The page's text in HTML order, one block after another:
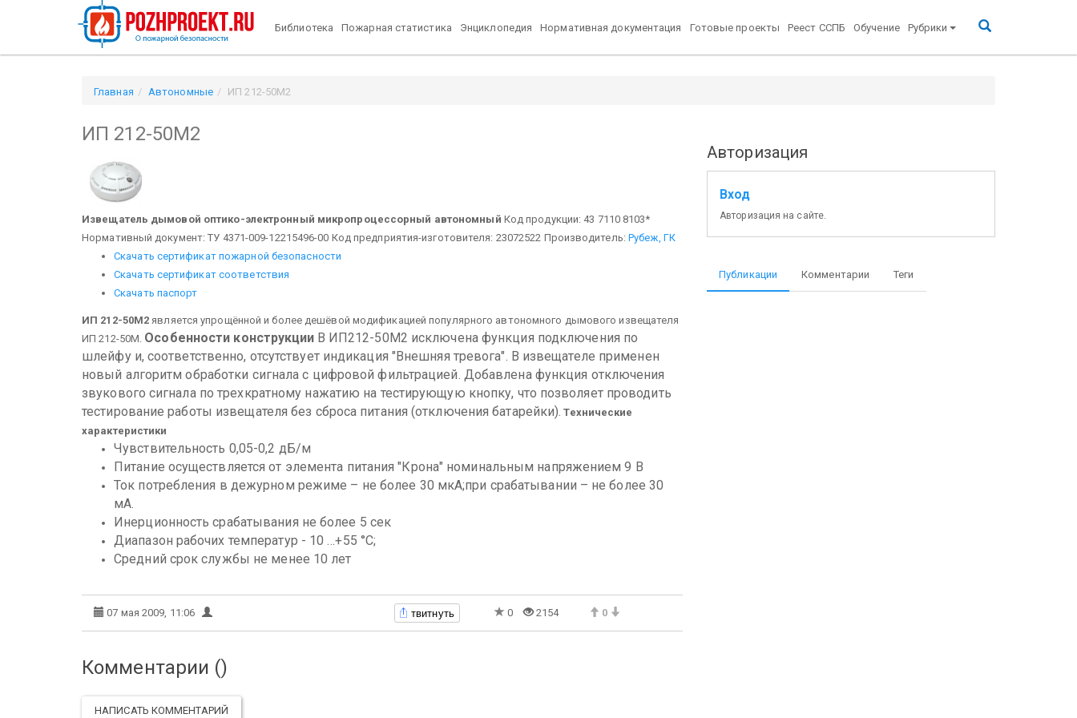
Библиотека Пожарная статистика Энциклопедия Нормативная документация Готовые проекты Реест ССПБ Обучение Рубрики
Главная Автономные ИП 212-50М2
ИП 212-50М2
Извещатель дымовой оптико-электронный микропроцессорный автономный Код продукции: 43 7110 8103*
Нормативный документ: ТУ 4371-009-12215496-00 Код предприятия-изготовителя: 23072522 Производитель: Рубеж, ГК
Скачать сертификат пожарной безопасности
Скачать сертификат соответствия
Скачать паспорт
ИП 212-50М2 является упрощённой и более дешёвой модификацией популярного автономного дымового извещателя
ИП 212-50М. Особенности конструкции В ИП212-50М2 исключена функция подключения по
шлейфу и, соответственно, отсутствует индикация "Внешняя тревога". В извещателе применен
новый алгоритм обработки сигнала с цифровой фильтрацией. Добавлена функция отключения
звукового сигнала по трехкратному нажатию на тестирующую кнопку, что позволяет проводить
тестирование работы извещателя без сброса питания (отключения батарейки). Технические
характеристики
Чувствительность 0,05-0,2 дБ/м
Питание осуществляется от элемента питания "Крона" номинальным напряжением 9 В
Ток потребления в дежурном режиме – не более 30 мкА;при срабатывании – не более 30
мА.
Инерционность срабатывания не более 5 сек
Диапазон рабочих температур - 10 …+55 °С;
Средний срок службы не менее 10 лет
07 мая 2009, 11:06 твитнуть 0 2154 0
Комментарии ()
НАПИСАТЬ КОММЕНТАРИЙ
Авторизация
Вход
Авторизация на сайте.
Публикации Комментарии Теги